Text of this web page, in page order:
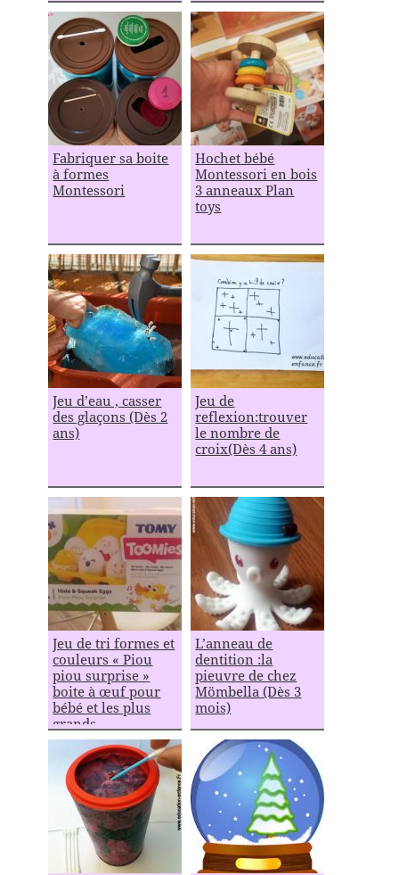
Fabriquer sa boite
à formes
Montessori
Hochet bébé
Montessori en bois
3 anneaux Plan
toys
Jeu d’eau , casser
des glaçons (Dès 2
ans)
Jeu de
reflexion:trouver
le nombre de
croix(Dès 4 ans)
Jeu de tri formes et
couleurs « Piou
piou surprise »
boite à œuf pour
bébé et les plus
grands
L’anneau de
dentition :la
pieuvre de chez
Mömbella (Dès 3
mois)